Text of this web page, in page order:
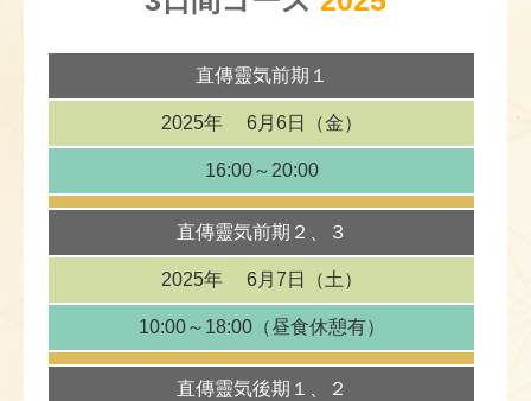
直傳靈気前期１
2025年 6月6日（金）
16:00～20:00
直傳靈気前期２、３
2025年 6月7日（土）
10:00～18:00（昼食休憩有）
直傳靈気後期１、２